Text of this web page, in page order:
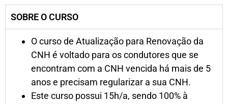
SOBRE O CURSO
O curso de Atualização para Renovação da
CNH é voltado para os condutores que se
encontram com a CNH vencida há mais de 5
anos e precisam regularizar a sua CNH.
Este curso possui 15h/a, sendo 100% à